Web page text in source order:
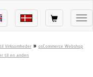
Virksomheder » osCommerce Webshop
til en anden